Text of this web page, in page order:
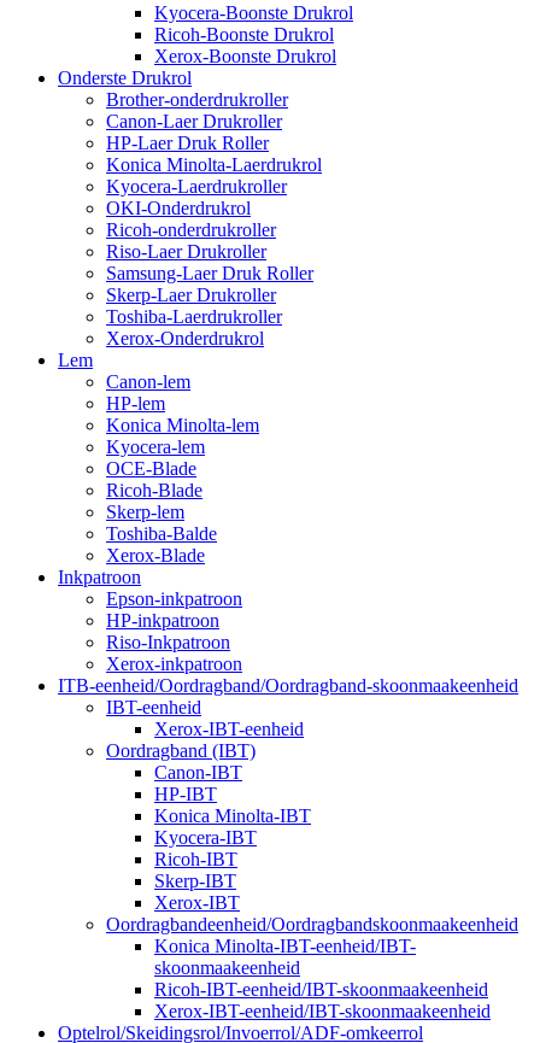
Kyocera-Boonste Drukrol
Ricoh-Boonste Drukrol
Xerox-Boonste Drukrol
Onderste Drukrol
Brother-onderdrukroller
Canon-Laer Drukroller
HP-Laer Druk Roller
Konica Minolta-Laerdrukrol
Kyocera-Laerdrukroller
OKI-Onderdrukrol
Ricoh-onderdrukroller
Riso-Laer Drukroller
Samsung-Laer Druk Roller
Skerp-Laer Drukroller
Toshiba-Laerdrukroller
Xerox-Onderdrukrol
Lem
Canon-lem
HP-lem
Konica Minolta-lem
Kyocera-lem
OCE-Blade
Ricoh-Blade
Skerp-lem
Toshiba-Balde
Xerox-Blade
Inkpatroon
Epson-inkpatroon
HP-inkpatroon
Riso-Inkpatroon
Xerox-inkpatroon
ITB-eenheid/Oordragband/Oordragband-skoonmaakeenheid
IBT-eenheid
Xerox-IBT-eenheid
Oordragband (IBT)
Canon-IBT
HP-IBT
Konica Minolta-IBT
Kyocera-IBT
Ricoh-IBT
Skerp-IBT
Xerox-IBT
Oordragbandeenheid/Oordragbandskoonmaakeenheid
Konica Minolta-IBT-eenheid/IBT-
skoonmaakeenheid
Ricoh-IBT-eenheid/IBT-skoonmaakeenheid
Xerox-IBT-eenheid/IBT-skoonmaakeenheid
Optelrol/Skeidingsrol/Invoerrol/ADF-omkeerrol